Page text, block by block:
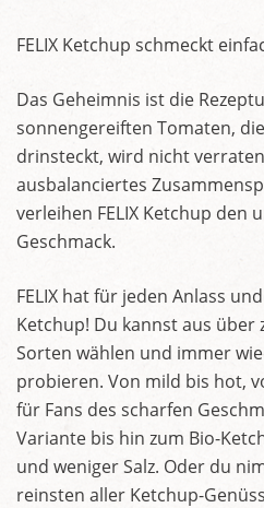
FELIX Ketchup schmeckt
Das Geheimnis ist die
sonnengereiften Tomaten,
drinsteckt, wird nicht
ausbalanciertes
verleihen FELIX Ketchup den
Geschmack.
FELIX hat für jeden Anlass
Ketchup! Du kannst aus über
Sorten wählen und immer
probieren. Von mild bis hot,
für Fans des scharfen
Variante bis hin zum Bio-
und weniger Salz. Oder du
reinsten aller Ketchup-